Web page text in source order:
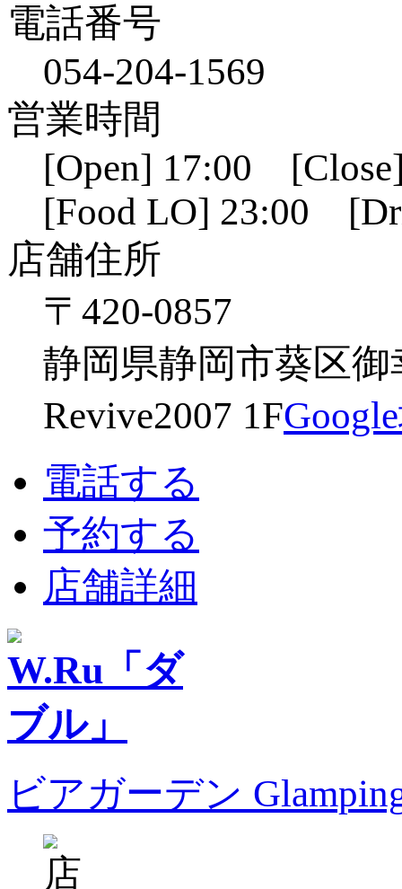
電話番号
054-204-1569
営業時間
[Open] 17:00
[Food LO] 23:00
店舗住所
〒420-0857
静岡県静岡市葵区御
Revive2007 1F
電話する
予約する
店舗詳細
ビアガーデン